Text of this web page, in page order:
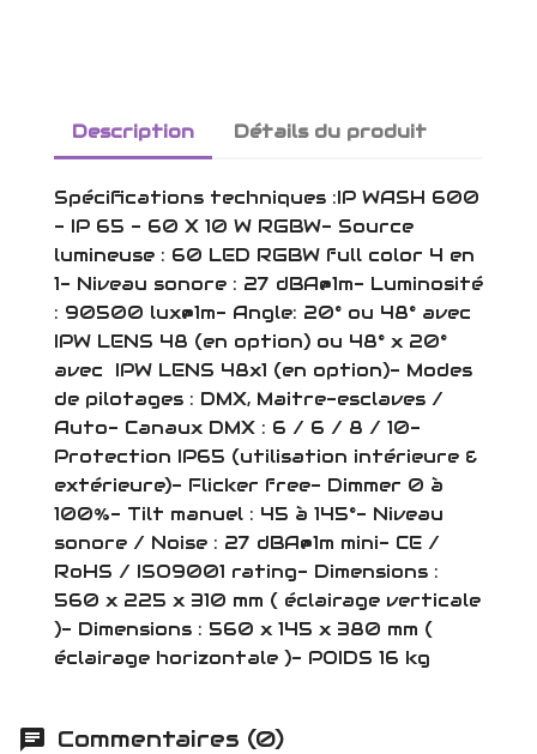
Description Détails du produit
Spécifications techniques :IP WASH 600
- IP 65 - 60 X 10 W RGBW- Source
lumineuse : 60 LED RGBW full color 4 en
1- Niveau sonore : 27 dBA@1m- Luminosité
: 90500 lux@1m- Angle: 20° ou 48° avec
IPW LENS 48 (en option) ou 48° x 20°
avec IPW LENS 48x1 (en option)- Modes
de pilotages : DMX, Maitre-esclaves /
Auto- Canaux DMX : 6 / 6 / 8 / 10-
Protection IP65 (utilisation intérieure &
extérieure)- Flicker free- Dimmer 0 à
100%- Tilt manuel : 45 à 145°- Niveau
sonore / Noise : 27 dBA@1m mini- CE /
RoHS / ISO9001 rating- Dimensions :
560 x 225 x 310 mm ( éclairage verticale
)- Dimensions : 560 x 145 x 380 mm (
éclairage horizontale )- POIDS 16 kg
Commentaires (0)